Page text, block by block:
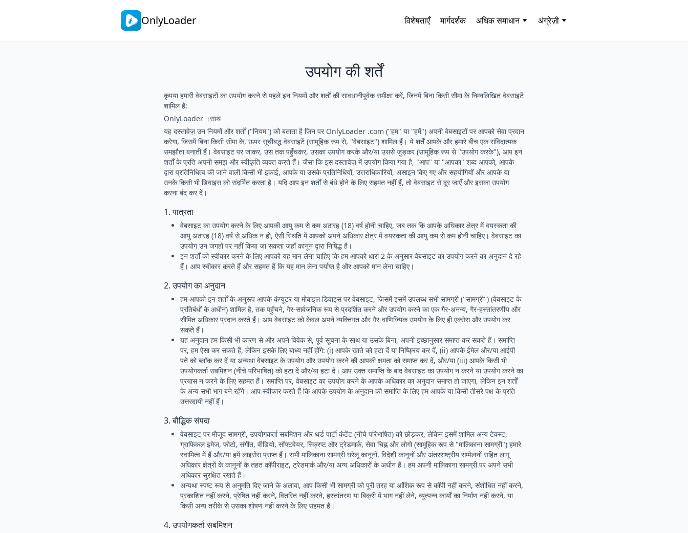
OnlyLoader विशेषताएँ मार्गदर्शक अधिक समाधान अंग्रेज़ी
उपयोग की शर्तें
कृपया हमारी वेबसाइटों का उपयोग करने से पहले इन नियमों और शर्तों की सावधानीपूर्वक समीक्षा करें, जिनमें बिना किसी सीमा के निम्नलिखित वेबसाइटें
शामिल हैं:
OnlyLoader ।साथ
यह दस्तावेज़ उन नियमों और शर्तों ("नियम") को बताता है जिन पर OnlyLoader .com ("हम" या "हमें") अपनी वेबसाइटों पर आपको सेवा प्रदान
करेगा, जिसमें बिना किसी सीमा के, ऊपर सूचीबद्ध वेबसाइटें (सामूहिक रूप से, "वेबसाइट") शामिल हैं। ये शर्तें आपके और हमारे बीच एक संविदात्मक
समझौता बनाती हैं। वेबसाइट पर जाकर, उस तक पहुँचकर, उसका उपयोग करके और/या उससे जुड़कर (सामूहिक रूप से "उपयोग करके"), आप इन
शर्तों के प्रति अपनी समझ और स्वीकृति व्यक्त करते हैं। जैसा कि इस दस्तावेज़ में उपयोग किया गया है, "आप" या "आपका" शब्द आपको, आपके
द्वारा प्रतिनिधित्व की जाने वाली किसी भी इकाई, आपके या उसके प्रतिनिधियों, उत्तराधिकारियों, असाइन किए गए और सहयोगियों और आपके या
उनके किसी भी डिवाइस को संदर्भित करता है। यदि आप इन शर्तों से बंधे होने के लिए सहमत नहीं हैं, तो वेबसाइट से दूर जाएँ और इसका उपयोग
करना बंद कर दें।
1. पात्रता
वेबसाइट का उपयोग करने के लिए आपकी आयु कम से कम अठारह (18) वर्ष होनी चाहिए, जब तक कि आपके अधिकार क्षेत्र में वयस्कता की
आयु अठारह (18) वर्ष से अधिक न हो, ऐसी स्थिति में आपको अपने अधिकार क्षेत्र में वयस्कता की आयु कम से कम होनी चाहिए। वेबसाइट का
उपयोग उन जगहों पर नहीं किया जा सकता जहाँ कानून द्वारा निषिद्ध है।
इन शर्तों को स्वीकार करने के लिए आपको यह मान लेना चाहिए कि हम आपको धारा 2 के अनुसार वेबसाइट का उपयोग करने का अनुदान दे रहे
हैं। आप स्वीकार करते हैं और सहमत हैं कि यह मान लेना पर्याप्त है और आपको मान लेना चाहिए।
2. उपयोग का अनुदान
हम आपको इन शर्तों के अनुरूप आपके कंप्यूटर या मोबाइल डिवाइस पर वेबसाइट, जिसमें इसमें उपलब्ध सभी सामग्री (''सामग्री'') (वेबसाइट के
प्रतिबंधों के अधीन) शामिल है, तक पहुँचने, गैर-सार्वजनिक रूप से प्रदर्शित करने और उपयोग करने का एक गैर-अनन्य, गैर-हस्तांतरणीय और
सीमित अधिकार प्रदान करते हैं। आप वेबसाइट को केवल अपने व्यक्तिगत और गैर-वाणिज्यिक उपयोग के लिए ही एक्सेस और उपयोग कर
सकते हैं।
यह अनुदान हम किसी भी कारण से और अपने विवेक से, पूर्व सूचना के साथ या उसके बिना, अपनी इच्छानुसार समाप्त कर सकते हैं। समाप्ति
पर, हम ऐसा कर सकते हैं, लेकिन इसके लिए बाध्य नहीं होंगे: (i) आपके खाते को हटा दें या निष्क्रिय कर दें, (ii) आपके ईमेल और/या आईपी
पते को ब्लॉक कर दें या अन्यथा वेबसाइट के उपयोग और उपयोग करने की आपकी क्षमता को समाप्त कर दें, और/या (iii) आपके किसी भी
उपयोगकर्ता सबमिशन (नीचे परिभाषित) को हटा दें और/या हटा दें। आप उक्त समाप्ति के बाद वेबसाइट का उपयोग न करने या उपयोग करने का
प्रयास न करने के लिए सहमत हैं। समाप्ति पर, वेबसाइट का उपयोग करने के आपके अधिकार का अनुदान समाप्त हो जाएगा, लेकिन इन शर्तों
के अन्य सभी भाग बने रहेंगे। आप स्वीकार करते हैं कि आपके उपयोग के अनुदान की समाप्ति के लिए हम आपके या किसी तीसरे पक्ष के प्रति
उत्तरदायी नहीं हैं।
3. बौद्धिक संपदा
वेबसाइट पर मौजूद सामग्री, उपयोगकर्ता सबमिशन और थर्ड पार्टी कंटेंट (नीचे परिभाषित) को छोड़कर, लेकिन इसमें शामिल अन्य टेक्स्ट,
ग्राफिकल इमेज, फोटो, संगीत, वीडियो, सॉफ्टवेयर, स्क्रिप्ट और ट्रेडमार्क, सेवा चिह्न और लोगो (सामूहिक रूप से "मालिकाना सामग्री") हमारे
स्वामित्व में हैं और/या हमें लाइसेंस प्राप्त हैं। सभी मालिकाना सामग्री घरेलू कानूनों, विदेशी कानूनों और अंतरराष्ट्रीय सम्मेलनों सहित लागू
अधिकार क्षेत्रों के कानूनों के तहत कॉपीराइट, ट्रेडमार्क और/या अन्य अधिकारों के अधीन हैं। हम अपनी मालिकाना सामग्री पर अपने सभी
अधिकार सुरक्षित रखते हैं।
अन्यथा स्पष्ट रूप से अनुमति दिए जाने के अलावा, आप किसी भी सामग्री को पूरी तरह या आंशिक रूप से कॉपी नहीं करने, संशोधित नहीं करने,
प्रकाशित नहीं करने, प्रेषित नहीं करने, वितरित नहीं करने, हस्तांतरण या बिक्री में भाग नहीं लेने, व्युत्पन्न कार्यों का निर्माण नहीं करने, या
किसी अन्य तरीके से उसका शोषण नहीं करने के लिए सहमत हैं।
4. उपयोगकर्ता सबमिशन